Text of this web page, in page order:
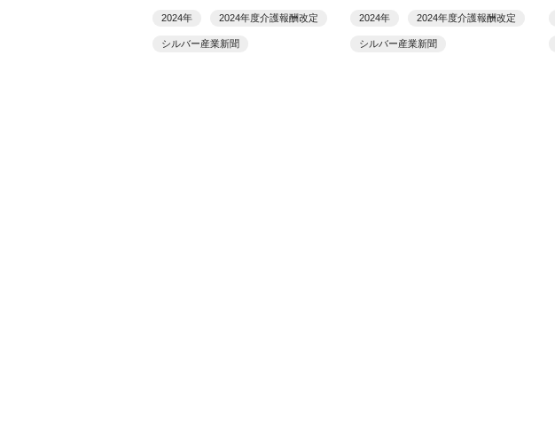
2024年 2024年度介護報酬改定
シルバー産業新聞
防は減算拡大
2024年 2024年度介護報酬改定
シルバー産業新聞